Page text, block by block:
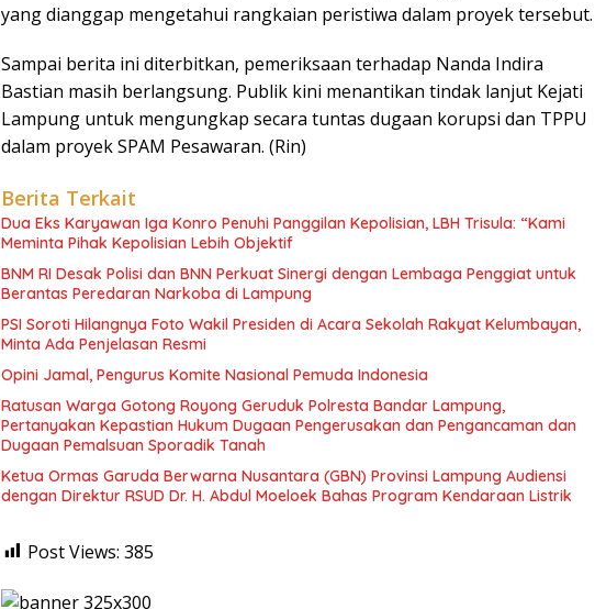
yang dianggap mengetahui rangkaian peristiwa dalam proyek tersebut.
Sampai berita ini diterbitkan, pemeriksaan terhadap Nanda Indira
Bastian masih berlangsung. Publik kini menantikan tindak lanjut Kejati
Lampung untuk mengungkap secara tuntas dugaan korupsi dan TPPU
dalam proyek SPAM Pesawaran. (Rin)
Berita Terkait
Dua Eks Karyawan Iga Konro Penuhi Panggilan Kepolisian, LBH Trisula: “Kami
Meminta Pihak Kepolisian Lebih Objektif
BNM RI Desak Polisi dan BNN Perkuat Sinergi dengan Lembaga Penggiat untuk
Berantas Peredaran Narkoba di Lampung
PSI Soroti Hilangnya Foto Wakil Presiden di Acara Sekolah Rakyat Kelumbayan,
Minta Ada Penjelasan Resmi
Opini Jamal, Pengurus Komite Nasional Pemuda Indonesia
Ratusan Warga Gotong Royong Geruduk Polresta Bandar Lampung,
Pertanyakan Kepastian Hukum Dugaan Pengerusakan dan Pengancaman dan
Dugaan Pemalsuan Sporadik Tanah
Ketua Ormas Garuda Berwarna Nusantara (GBN) Provinsi Lampung Audiensi
dengan Direktur RSUD Dr. H. Abdul Moeloek Bahas Program Kendaraan Listrik
Post Views: 385